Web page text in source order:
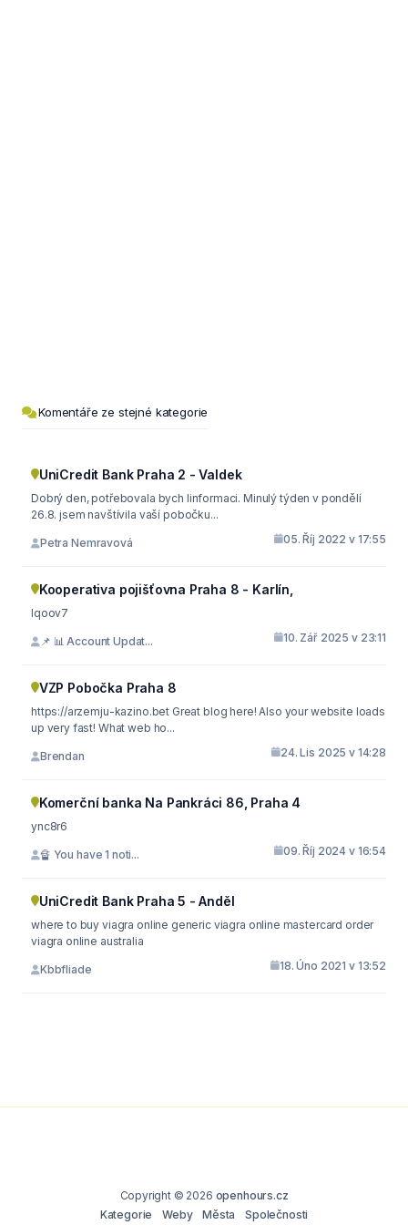
Komentáře ze stejné kategorie
UniCredit Bank Praha 2 - Valdek
Dobrý den, potřebovala bych linformaci. Minulý týden v pondělí
26.8. jsem navštívila vaší pobočku...
Petra Nemravová 05. Říj 2022 v 17:55
Kooperativa pojišťovna Praha 8 - Karlín,
lqoov7
📌 📊 Account Updat... 10. Zář 2025 v 23:11
VZP Pobočka Praha 8
https://arzemju-kazino.bet Great blog here! Also your website loads
up very fast! What web ho...
Brendan 24. Lis 2025 v 14:28
Komerční banka Na Pankráci 86, Praha 4
ync8r6
🔏 You have 1 noti... 09. Říj 2024 v 16:54
UniCredit Bank Praha 5 - Anděl
where to buy viagra online generic viagra online mastercard order
viagra online australia
Kbbfliade 18. Úno 2021 v 13:52
Copyright © 2026 openhours.cz
Kategorie
Weby Města
Společnosti